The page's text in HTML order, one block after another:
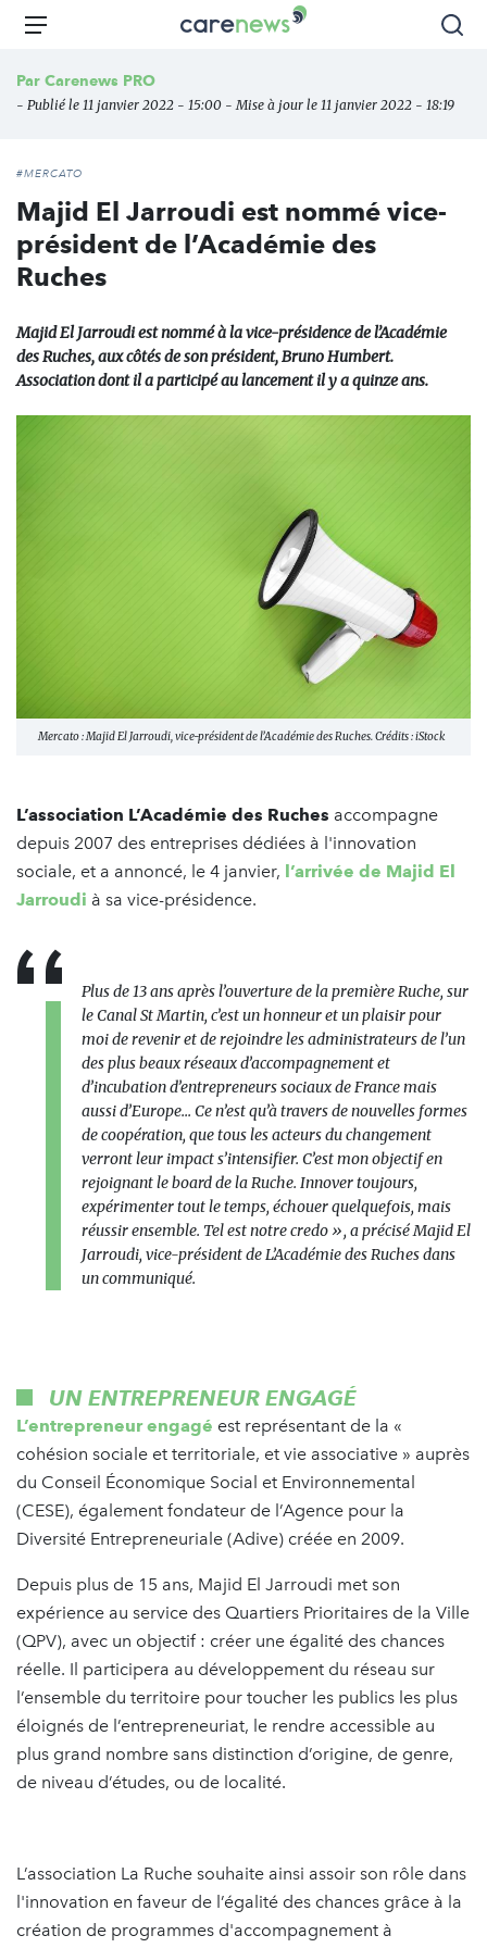
Aller
principal
Carenews,
des
Menu
Par Carenews PRO
- Publié le 11 janvier 2022 - 15:00 - Mise à jour le 11 janvier 2022 - 18:19
#MERCATO
Majid El Jarroudi est nommé vice-
président de l’Académie des
Ruches
Majid El Jarroudi est nommé à la vice-présidence de l’Académie
des Ruches, aux côtés de son président, Bruno Humbert.
Association dont il a participé au lancement il y a quinze ans.
Mercato : Majid El Jarroudi, vice-président de l’Académie des Ruches. Crédits : iStock
L’association L’Académie des Ruches accompagne
depuis 2007 des entreprises dédiées à l'innovation
sociale, et a annoncé, le 4 janvier, l’arrivée de Majid El
Jarroudi à sa vice-présidence.
Plus de 13 ans après l’ouverture de la première Ruche, sur
le Canal St Martin, c’est un honneur et un plaisir pour
moi de revenir et de rejoindre les administrateurs de l’un
des plus beaux réseaux d’accompagnement et
d’incubation d’entrepreneurs sociaux de France mais
aussi d’Europe... Ce n’est qu’à travers de nouvelles formes
de coopération, que tous les acteurs du changement
verront leur impact s’intensifier. C’est mon objectif en
rejoignant le board de la Ruche. Innover toujours,
expérimenter tout le temps, échouer quelquefois, mais
réussir ensemble. Tel est notre credo », a précisé Majid El
Jarroudi, vice-président de L’Académie des Ruches dans
un communiqué.
UN ENTREPRENEUR ENGAGÉ
L’entrepreneur engagé est représentant de la «
cohésion sociale et territoriale, et vie associative » auprès
du Conseil Économique Social et Environnemental
(CESE), également fondateur de l’Agence pour la
Diversité Entrepreneuriale (Adive) créée en 2009.
Depuis plus de 15 ans, Majid El Jarroudi met son
expérience au service des Quartiers Prioritaires de la Ville
(QPV), avec un objectif : créer une égalité des chances
réelle. Il participera au développement du réseau sur
l’ensemble du territoire pour toucher les publics les plus
éloignés de l’entrepreneuriat, le rendre accessible au
plus grand nombre sans distinction d’origine, de genre,
de niveau d’études, ou de localité.
L’association La Ruche souhaite ainsi assoir son rôle dans
l'innovation en faveur de l’égalité des chances grâce à la
création de programmes d'accompagnement à